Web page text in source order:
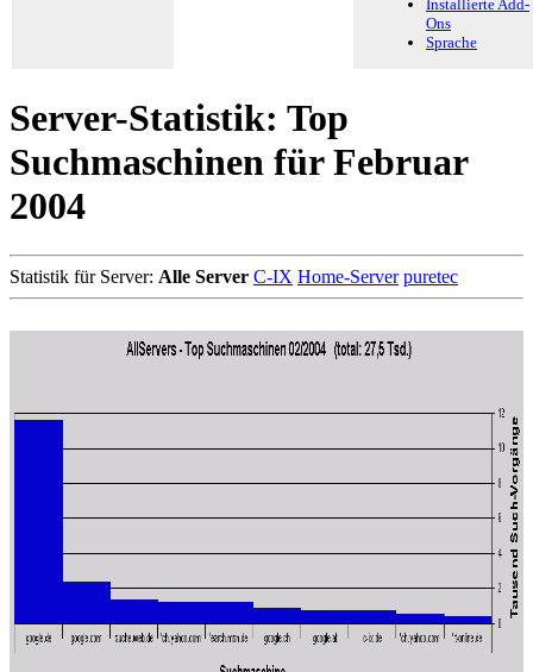
Installierte Add-
Ons
Sprache
Server-Statistik: Top
Suchmaschinen für Februar
2004
Statistik für Server: Alle Server C-IX Home-Server puretec